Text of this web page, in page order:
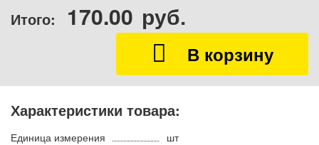
Итого: 170.00 руб.
Характеристики товара:
Единица измерения
шт